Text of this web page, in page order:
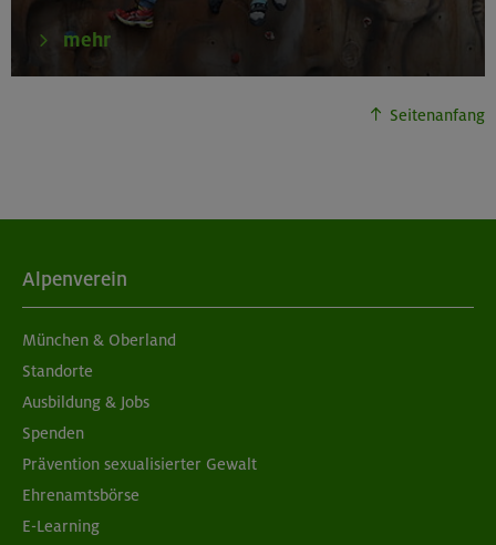
05./06.09.26
Grundkurs Klettern indoor
München
mehr
Seitenanfang
Alpenverein
München & Oberland
Standorte
Ausbildung & Jobs
Spenden
Prävention sexualisierter Gewalt
Ehrenamtsbörse
E-Learning